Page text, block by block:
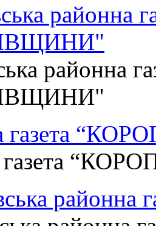
районна
районна
газета
газета
районна